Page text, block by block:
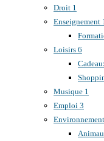
Droit 1
Enseignement
Loisirs 6
Musique 1
Emploi 3
Environnement